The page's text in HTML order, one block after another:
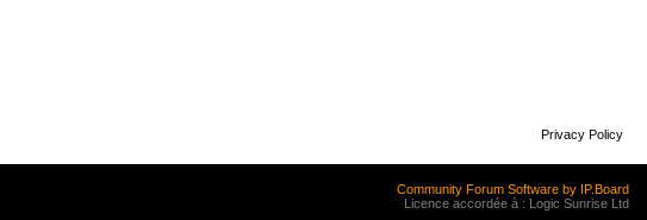
Privacy Policy
Community Forum Software by IP.Board
Licence accordée à : Logic Sunrise Ltd